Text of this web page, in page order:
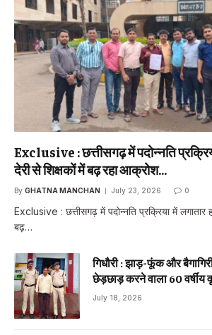
Exclusive : छत्तीसगढ़ में पदोन्नति
देरी से शिक्षकों में बढ़ रहा आक्रोश…
By GHATNA MANCHAN July 23, 2026 0
Exclusive : छत्तीसगढ़ में पदोन्नति प्रक्रिया में लगातार
बढ़…
गिधौरी : झाड़-फूंक और
छेड़छाड़ करने वाला 60 वर्षीय
July 18, 2026